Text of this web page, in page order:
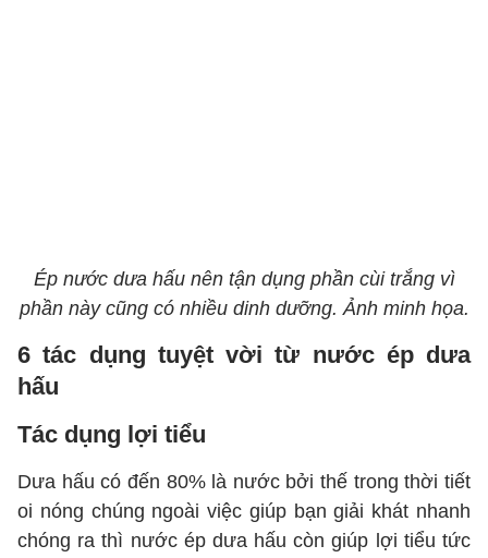
Ép nước dưa hấu nên tận dụng phần cùi trắng vì
phần này cũng có nhiều dinh dưỡng. Ảnh minh họa.
6 tác dụng tuyệt vời từ nước ép dưa
hấu
Tác dụng lợi tiểu
Dưa hấu có đến 80% là nước bởi thế trong thời tiết
oi nóng chúng ngoài việc giúp bạn giải khát nhanh
chóng ra thì nước ép dưa hấu còn giúp lợi tiểu tức